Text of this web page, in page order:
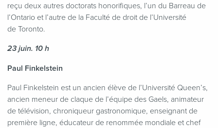
reçu deux autres doctorats honorifiques, l’un du Barreau de
l’Ontario et l’autre de la Faculté de droit de l’Université
de Toronto.
23 juin. 10 h
Paul Finkelstein
Paul Finkelstein est un ancien élève de l’Université Queen’s,
ancien meneur de claque de l’équipe des Gaels, animateur
de télévision, chroniqueur gastronomique, enseignant de
première ligne, éducateur de renommée mondiale et chef